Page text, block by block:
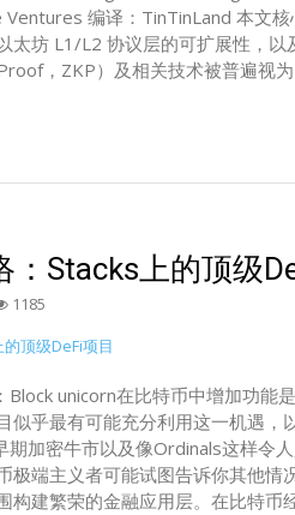
Ventures 编译：TinTinLand 本文
太坊 L1/L2 协议层的可扩展性，
，ZKP）及相关技术被普遍视
：Stacks上的顶级
1185
Block unicorn在比特币中增加功能
似乎最有可能充分利用这一机遇
期加密牛市以及像Ordinals这样令
极端主义者可能试图告诉你其他情
构建繁荣的金融应用层。在比特币